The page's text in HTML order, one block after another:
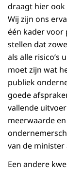
draagt hier ook
Wij zijn ons
één kader voor
stellen dat
als alle risico’s
moet zijn wat
publiek
goede
vallende
meerwaarde
van de minister
Een andere